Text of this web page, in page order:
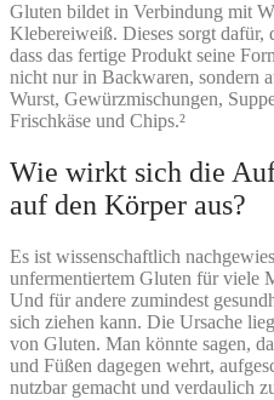
Gluten bildet in Verbindung mit
Klebereiweiß. Dieses sorgt dafür,
dass das fertige Produkt seine
nicht nur in Backwaren, sondern
Wurst, Gewürzmischungen,
Frischkäse und Chips.²
Wie wirkt sich die
auf den Körper aus?
Es ist wissenschaftlich
unfermentiertem Gluten für viele
Und für andere zumindest
sich ziehen kann. Die Ursache
von Gluten. Man könnte sagen,
und Füßen dagegen wehrt,
nutzbar gemacht und verdaulich